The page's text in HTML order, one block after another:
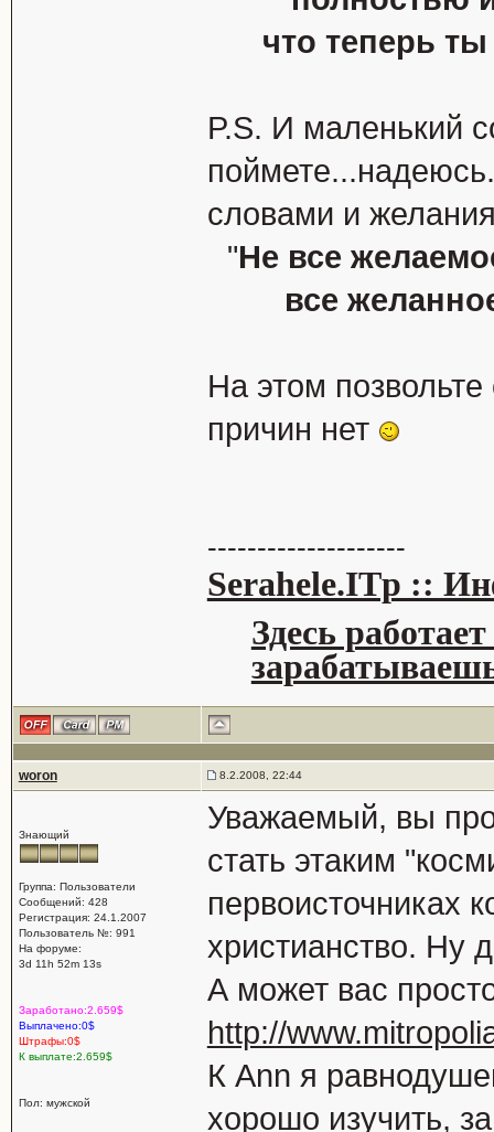
что теперь
P.S. И маленький
словами и
"Не все
все
На этом
причин нет
--------------------
Serahele.ITp ::
Здесь
woron 8.2.2008, 22:44
Знающий
Группа: Пользователи
Сообщений: 428
Регистрация: 24.1.2007
Пользователь №: 991
На форуме:
3d 11h 52m 13s
Заработано:2.659$
Выплачено:0$
Штрафы:0$
К выплате:2.659$
Пол: мужской
Уважаемый, вы
стать этаким
первоисточниках
христианство. Ну
А может вас
http://
К Ann я
хорошо изучить,